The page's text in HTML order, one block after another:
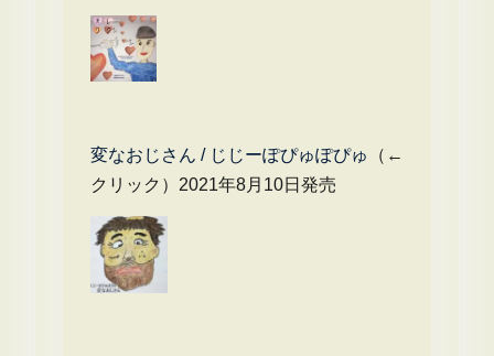
変なおじさん / じじーぽぴゅぽぴゅ
（←
クリック）2021年8月10日発売